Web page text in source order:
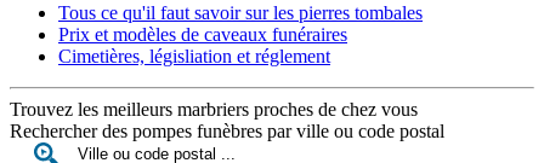
Tous ce qu'il faut savoir sur les pierres tombales
Prix et modèles de caveaux funéraires
Cimetières, législiation et réglement
Trouvez les meilleurs marbriers proches de chez vous
Rechercher des pompes funèbres par ville ou code postal